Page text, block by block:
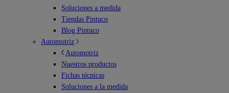
Soluciones a medida
Tiendas Pintuco
Blog Pintuco
Automotriz
Automotriz
Nuestros productos
Fichas técnicas
Soluciones a la medida